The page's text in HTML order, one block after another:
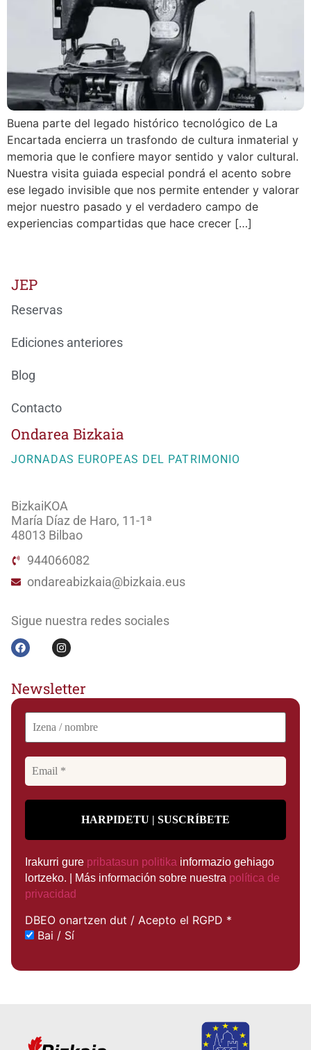
Buena parte del legado histórico tecnológico de La
Encartada encierra un trasfondo de cultura inmaterial y
memoria que le confiere mayor sentido y valor cultural.
Nuestra visita guiada especial pondrá el acento sobre
ese legado invisible que nos permite entender y valorar
mejor nuestro pasado y el verdadero campo de
experiencias compartidas que hace crecer […]
Ondarea Bizkaia
JORNADAS EUROPEAS DEL PATRIMONIO
BizkaiKOA
María Díaz de Haro, 11-1ª
48013 Bilbao
944066082
ondareabizkaia@bizkaia.eus
Sigue nuestra redes sociales
JEP
Reservas
Ediciones anteriores
Blog
Contacto
Newsletter
Irakurri gure pribatasun politika informazio gehiago
lortzeko. | Más información sobre nuestra política de
privacidad
DBEO onartzen dut / Acepto el RGPD *
Bai / Sí